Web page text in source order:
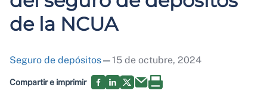
de la NCUA
Seguro de depósitos—15 de octubre, 2024
Compartir e imprimir